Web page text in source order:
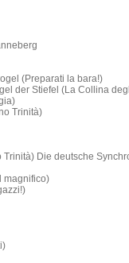
(Preparati la bara!)
der Stiefel (La Collina
Trinità)
Die deutsche
magnifico)